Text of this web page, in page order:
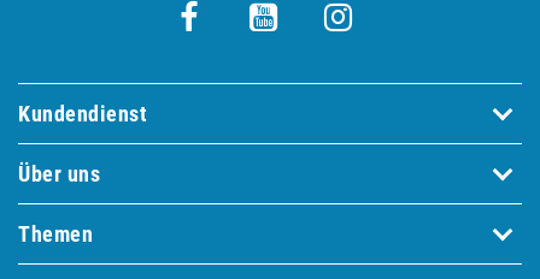
Kundendienst
Über uns
Themen